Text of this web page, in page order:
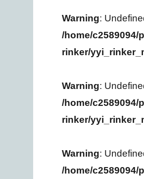
Warning:
/home/
rinker/
Warning:
/home/
rinker/
Warning:
/home/